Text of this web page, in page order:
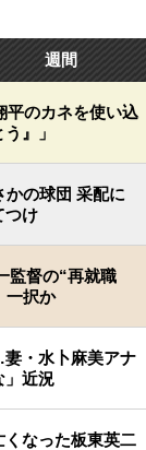
週間
のカネを使い込
』」
かの球団 采配に
つけ
監督の“再就職
一択か
・水卜麻美アナ
」近況
くなった板東英二